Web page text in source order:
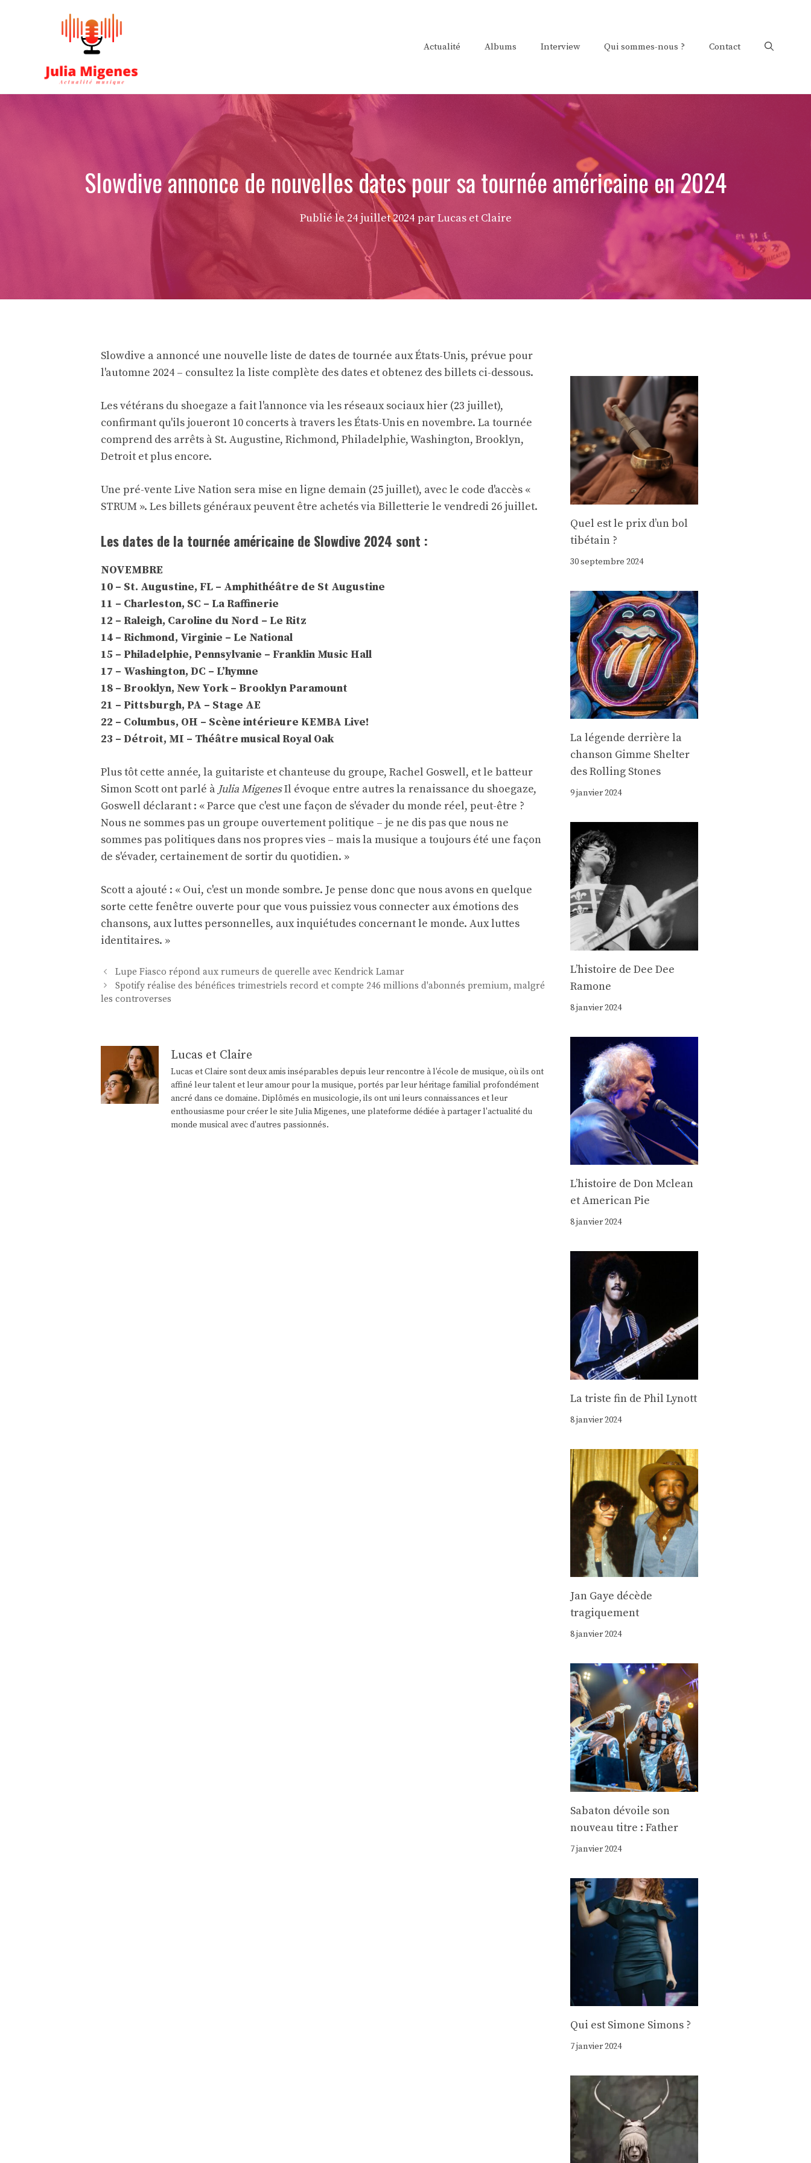
Actualité Albums Interview Qui sommes-nous ? Contact
Slowdive annonce de nouvelles dates pour sa tournée américaine en 2024
Publié le24 juillet 2024 par Lucas et Claire
Slowdive a annoncé une nouvelle liste de dates de tournée aux États-Unis, prévue pour
l'automne 2024 – consultez la liste complète des dates et obtenez des billets ci-dessous.
Les vétérans du shoegaze a fait l'annonce via les réseaux sociaux hier (23 juillet),
confirmant qu'ils joueront 10 concerts à travers les États-Unis en novembre. La tournée
comprend des arrêts à St. Augustine, Richmond, Philadelphie, Washington, Brooklyn,
Detroit et plus encore.
Une pré-vente Live Nation sera mise en ligne demain (25 juillet), avec le code d'accès «
STRUM ». Les billets généraux peuvent être achetés viaBilletterie le vendredi 26 juillet.
Les dates de la tournée américaine de Slowdive 2024 sont :
NOVEMBRE
10 – St. Augustine, FL – Amphithéâtre de St Augustine
11 – Charleston, SC – La Raffinerie
12 – Raleigh, Caroline du Nord – Le Ritz
14 – Richmond, Virginie – Le National
15 – Philadelphie, Pennsylvanie – Franklin Music Hall
17 – Washington, DC – L’hymne
18 – Brooklyn, New York – Brooklyn Paramount
21 – Pittsburgh, PA – Stage AE
22 – Columbus, OH – Scène intérieure KEMBA Live!
23 – Détroit, MI – Théâtre musical Royal Oak
Plus tôt cette année, la guitariste et chanteuse du groupe, Rachel Goswell, et le batteur
Simon Scott ont parlé à Julia MigenesIl évoque entre autres la renaissance du shoegaze,
Goswell déclarant : « Parce que c'est une façon de s'évader du monde réel, peut-être ?
Nous ne sommes pas un groupe ouvertement politique – je ne dis pas que nous ne
sommes pas politiques dans nos propres vies – mais la musique a toujours été une façon
de s'évader, certainement de sortir du quotidien. »
Scott a ajouté : « Oui, c'est un monde sombre. Je pense donc que nous avons en quelque
sorte cette fenêtre ouverte pour que vous puissiez vous connecter aux émotions des
chansons, aux luttes personnelles, aux inquiétudes concernant le monde. Aux luttes
identitaires. »
Navigation
des
articles
Lupe Fiasco répond aux rumeurs de querelle avec Kendrick Lamar
Spotify réalise des bénéfices trimestriels record et compte 246 millions d'abonnés premium, malgré
les controverses
Lucas et Claire
Lucas et Claire sont deux amis inséparables depuis leur rencontre à l'école de musique, où ils ont
affiné leur talent et leur amour pour la musique, portés par leur héritage familial profondément
ancré dans ce domaine. Diplômés en musicologie, ils ont uni leurs connaissances et leur
enthousiasme pour créer le site Julia Migenes, une plateforme dédiée à partager l'actualité du
monde musical avec d'autres passionnés.
Quel est le prix d’un bol
tibétain ?
30 septembre 2024
La légende derrière la
chanson Gimme Shelter
des Rolling Stones
9 janvier 2024
Lʼhistoire de Dee Dee
Ramone
8 janvier 2024
Lʼhistoire de Don Mclean
et American Pie
8 janvier 2024
La triste fin de Phil Lynott
8 janvier 2024
Jan Gaye décède
tragiquement
8 janvier 2024
Sabaton dévoile son
nouveau titre : Father
7 janvier 2024
Qui est Simone Simons ?
7 janvier 2024